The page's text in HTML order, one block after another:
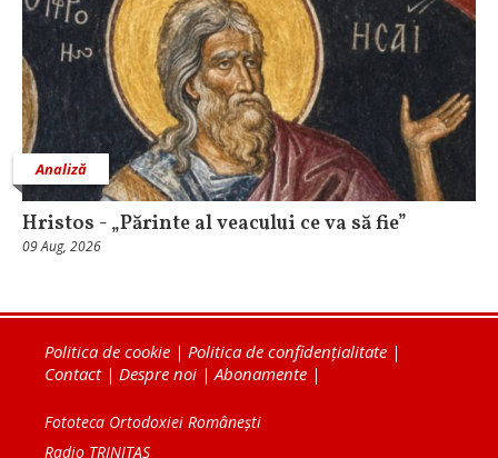
Analiză
Hristos - „Părinte al veacului ce va să fie”
09 Aug, 2026
Politica de cookie | Politica de confidențialitate |
Contact| Despre noi | Abonamente |
Fototeca Ortodoxiei Românești
Radio TRINITAS